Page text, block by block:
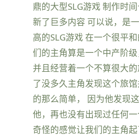
鼎的大型SLG游戏 制作时
新了巨多内容 可以说，是
高的SLG游戏 在一个很平
们的主角算是一个中产阶
并且经营着一个不算很大
了没多久主角发现这个旅
的那么简单， 因为他发现
他，再也没有出现过任何
奇怪的感觉让我们的主角